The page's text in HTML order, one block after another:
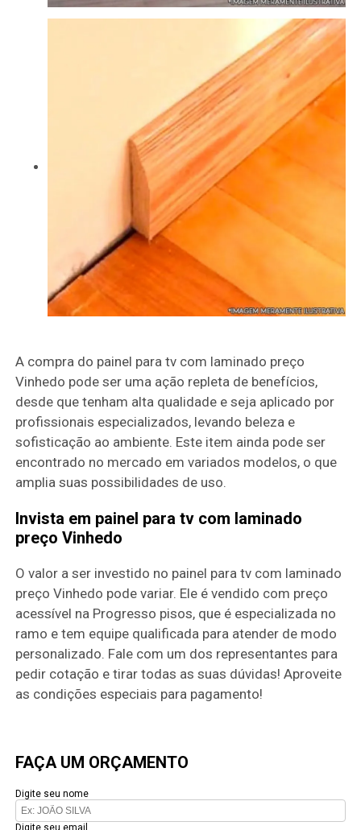
A compra do painel para tv com laminado preço
Vinhedo pode ser uma ação repleta de benefícios,
desde que tenham alta qualidade e seja aplicado por
profissionais especializados, levando beleza e
sofisticação ao ambiente. Este item ainda pode ser
encontrado no mercado em variados modelos, o que
amplia suas possibilidades de uso.
Invista em painel para tv com laminado
preço Vinhedo
O valor a ser investido no painel para tv com laminado
preço Vinhedo pode variar. Ele é vendido com preço
acessível na Progresso pisos, que é especializada no
ramo e tem equipe qualificada para atender de modo
personalizado. Fale com um dos representantes para
pedir cotação e tirar todas as suas dúvidas! Aproveite
as condições especiais para pagamento!
FAÇA UM ORÇAMENTO
Digite seu nome
Digite seu email